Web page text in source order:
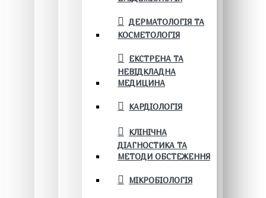
ДЕРМАТОЛОГІЯ ТА
КОСМЕТОЛОГІЯ
ЕКСТРЕНА ТА
НЕВІДКЛАДНА
МЕДИЦИНА
КАРДІОЛОГІЯ
КЛІНІЧНА
ДІАГНОСТИКА ТА
МЕТОДИ ОБСТЕЖЕННЯ
МІКРОБІОЛОГІЯ